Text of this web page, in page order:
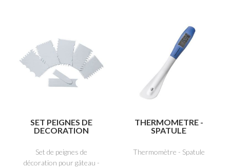
SET PEIGNES DE
DECORATION
Set de peignes de
décoration pour gâteau -
THERMOMETRE -
SPATULE
Thermomètre - Spatule